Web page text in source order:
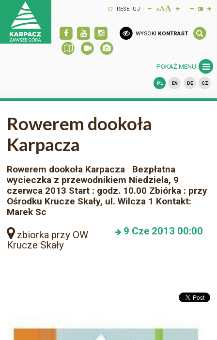
RESETUJ
WYSOKI KONTRAST
POKAŻ MENU
PL EN DE CZ
Rowerem dookoła
Karpacza
Rowerem dookoła Karpacza Bezpłatna
wycieczka z przewodnikiem Niedziela, 9
czerwca 2013 Start : godz. 10.00 Zbiórka : przy
Ośrodku Krucze Skały, ul. Wilcza 1 Kontakt:
Marek Sc
zbiorka przy OW
Krucze Skały
9 Cze 2013 00:00